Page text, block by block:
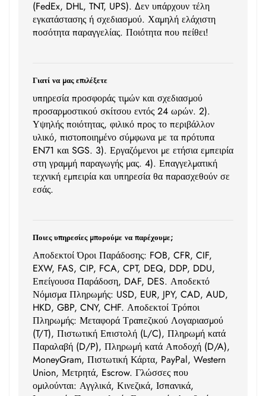
(FedEx, DHL, TNT, UPS). Δεν υπάρχουν τέλη
εγκατάστασης ή σχεδιασμού. Χαμηλή ελάχιστη
ποσότητα παραγγελίας. Ποιότητα που πείθει!
Γιατί να μας επιλέξετε
υπηρεσία προσφοράς τιμών και σχεδιασμού
προσαρμοστικού σκίτσου εντός 24 ωρών. 2).
Υψηλής ποιότητας, φιλικό προς το περιβάλλον
υλικό, πιστοποιημένο σύμφωνα με τα πρότυπα
EN71 και SGS. 3). Εργαζόμενοι με ετήσια εμπειρία
στη γραμμή παραγωγής μας. 4). Επαγγελματική
τεχνική εμπειρία και υπηρεσία θα παρασχεθούν σε
εσάς.
Ποιες υπηρεσίες μπορούμε να παρέχουμε;
Αποδεκτοί Όροι Παράδοσης: FOB, CFR, CIF,
EXW, FAS, CIP, FCA, CPT, DEQ, DDP, DDU,
Επείγουσα Παράδοση, DAF, DES. Αποδεκτό
Νόμισμα Πληρωμής: USD, EUR, JPY, CAD, AUD,
HKD, GBP, CNY, CHF. Αποδεκτοί Τρόποι
Πληρωμής: Μεταφορά Τραπεζικού Λογαριασμού
(T/T), Πιστωτική Επιστολή (L/C), Πληρωμή κατά
Παραλαβή (D/P), Πληρωμή κατά Αποδοχή (D/A),
MoneyGram, Πιστωτική Κάρτα, PayPal, Western
Union, Μετρητά, Escrow. Γλώσσες που
ομιλούνται: Αγγλικά, Κινεζικά, Ισπανικά,